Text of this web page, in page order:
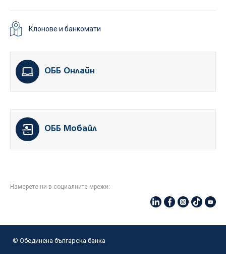
Клонове и банкомати
ОББ Онлайн
ОББ Мобайл
Намерете ни в социалните мрежи:
© Oбединена българска банка